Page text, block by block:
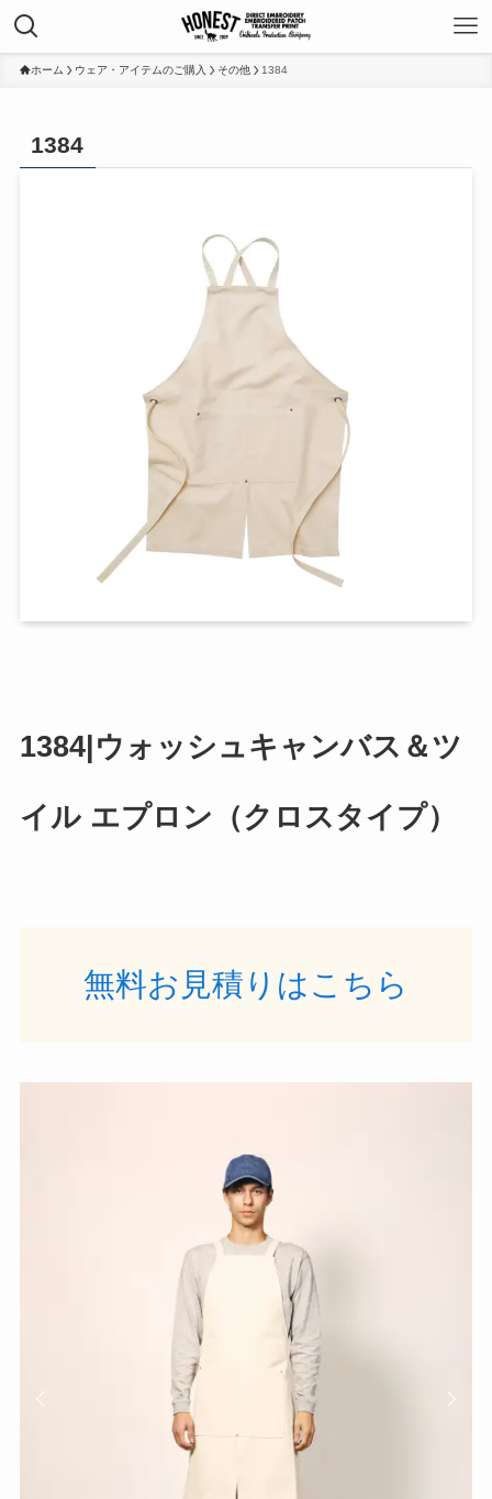
ホーム ウェア・アイテムのご購入 その他 1384
1384
1384|ウォッシュキャンバス＆ツ
イル エプロン（クロスタイプ）
無料お見積りはこちら